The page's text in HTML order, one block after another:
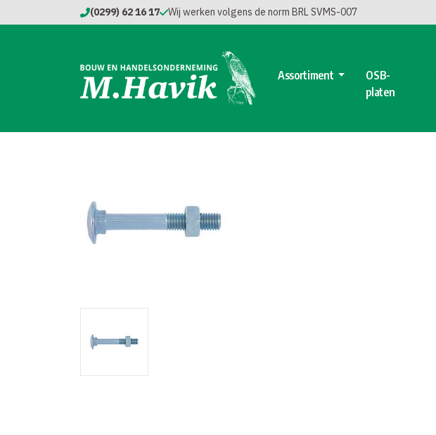
(0299) 62 16 17 Wij werken volgens de norm BRL SVMS-007
Assortiment
OSB-
platen